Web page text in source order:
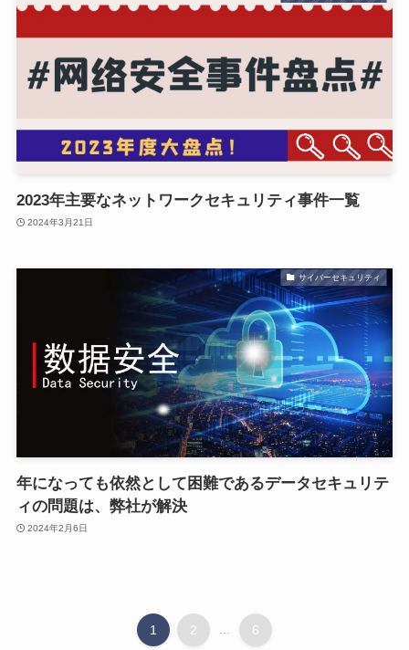
2023年主要なネットワークセキュリティ事件一覧
2024年3月21日
サイバーセキュリティ
年になっても依然として困難であるデータセキュリテ
ィの問題は、弊社が解決
2024年2月6日
1 2 ... 6